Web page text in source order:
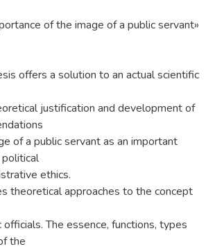
of the image of a public servant»
offers a solution to an actual scientific
justification and development of
of a public servant as an important
ethics.
theoretical approaches to the concept
The essence, functions, types
the